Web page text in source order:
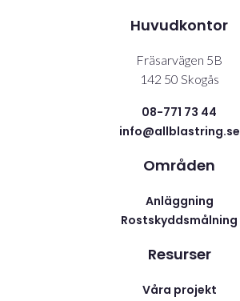
Huvudkontor
Fräsarvägen 5B
142 50 Skogås
08-771 73 44
info@allblastring.se
Områden
Anläggning
Rostskyddsmålning
Resurser
Våra projekt